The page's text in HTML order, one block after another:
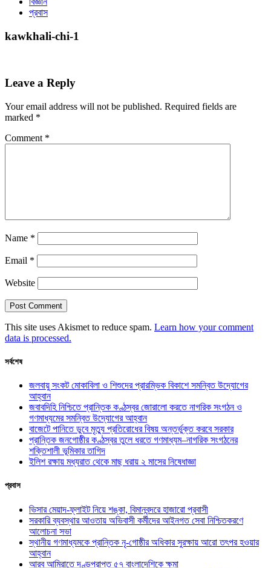
প্রবাস
kawkhali-chi-1
Leave a Reply
Your email address will not be published. Required fields are
marked *
Comment *
Name *
Email *
Website
This site uses Akismet to reduce spam. Learn how your comment
data is processed.
সর্বশেষ
জলবায়ু সংকট মোকাবিলা ও শিশুদের প্রারম্ভিক বিকাশে সমন্বিত উদ্যোগের
আহ্বান
জবাবদিহি নিশ্চিতে প্রান্তিক কণ্ঠস্বর জোরালো করতে নাগরিক সংগঠন ও
গণমাধ্যমের সমন্বিত উদ্যোগের আহ্বান
বাজেটে পানিতে ডুবে মৃত্যু প্রতিরোধের বিষয় অন্তর্ভুক্ত করবে সরকার
প্রান্তিক জনগোষ্ঠীর কণ্ঠস্বর তুলে ধরতে গণমাধ্যম–নাগরিক সংগঠনের
শক্তিশালী ভূমিকার তাগিদ
ইলিশ রক্ষায় মধ্যরাত থেকে মাছ ধরায় ২ মাসের নিষেধাজ্ঞা
প্রবাস
ভিসার মেয়াদ-ফ্লাইট নিয়ে শঙ্কা, বিমানবন্দরে হাজারো প্রবাসী
সরকারি ব্যবস্থার আওতায় অভিবাসী কর্মীদের আইনগত সেবা নিশ্চিতকরণে
আলোচনা সভা
স্থানীয় গণমাধ্যমকে প্রান্তিক নৃ-গোষ্ঠীর অধিকার সুরক্ষায় আরো তৎপর হওয়ার
আহ্বান
আরব আমিরাতে দণ্ডপ্রাপ্ত ৫৭ বাংলাদেশিকে ক্ষমা